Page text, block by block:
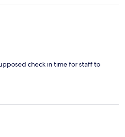
check in time for staff to